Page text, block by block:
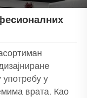
у
врата. Као